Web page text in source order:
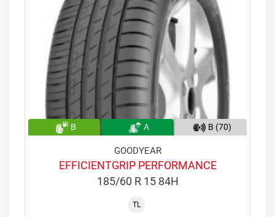
B A B (70)
GOODYEAR
EFFICIENTGRIP PERFORMANCE
185/60 R 15 84H
TL